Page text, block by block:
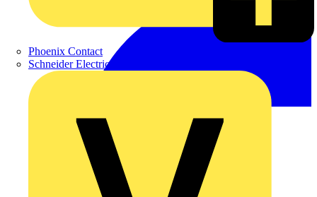
Phoenix Contact
Schneider Electric